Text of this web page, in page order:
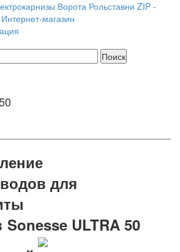
Ворота Рольставни ZIP -
Интернет-магазин
для
Sonesse ULTRA 50